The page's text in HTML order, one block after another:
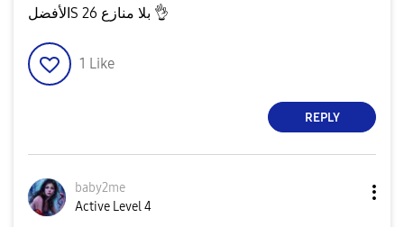
👌
1 Like
REPLY
baby2me
Active Level 4